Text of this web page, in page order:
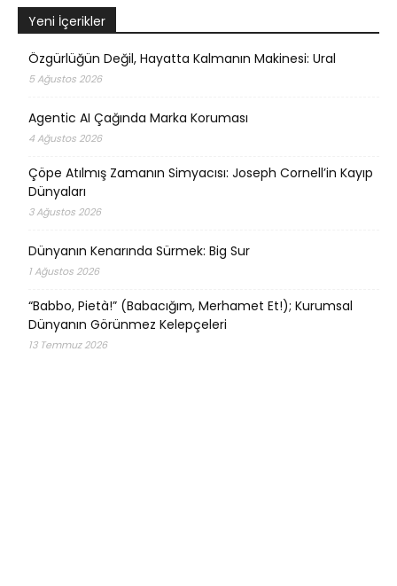
Yeni İçerikler
Özgürlüğün Değil, Hayatta Kalmanın Makinesi: Ural
5 Ağustos 2026
Agentic AI Çağında Marka Koruması
4 Ağustos 2026
Çöpe Atılmış Zamanın Simyacısı: Joseph Cornell’in Kayıp
Dünyaları
3 Ağustos 2026
Dünyanın Kenarında Sürmek: Big Sur
1 Ağustos 2026
“Babbo, Pietà!” (Babacığım, Merhamet Et!); Kurumsal
Dünyanın Görünmez Kelepçeleri
13 Temmuz 2026